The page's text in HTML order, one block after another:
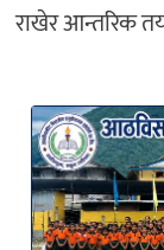
राखेर आन्तरिक